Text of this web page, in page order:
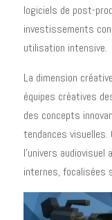
logiciels de post-
investissements
utilisation intensive.
La dimension
équipes créatives
des concepts
tendances
l'univers audiovisuel
internes, focalisées